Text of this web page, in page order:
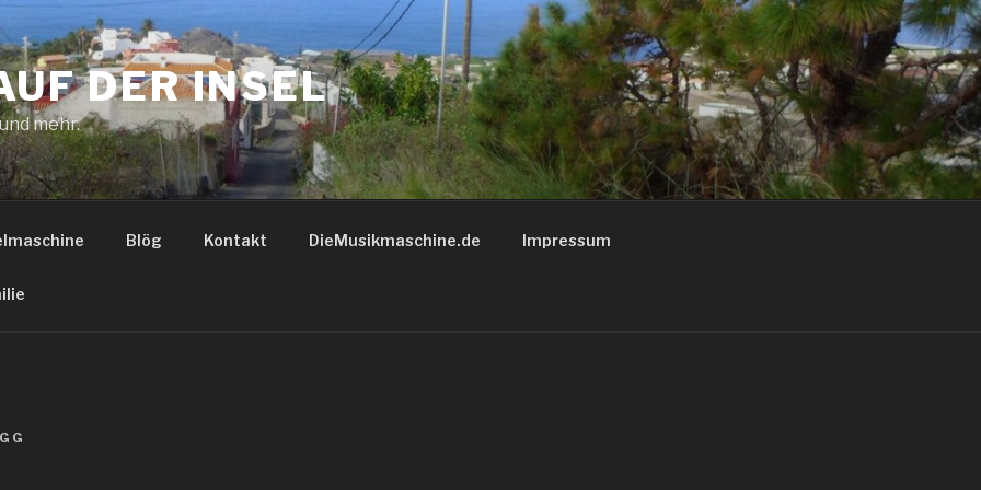
DER INSEL
mehr.
Blög Kontakt DieMusikmaschine.de Impressum
GG